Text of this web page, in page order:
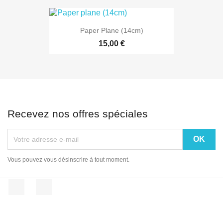
Paper Plane (14cm)
15,00 €
Recevez nos offres spéciales
Vous pouvez vous désinscrire à tout moment.